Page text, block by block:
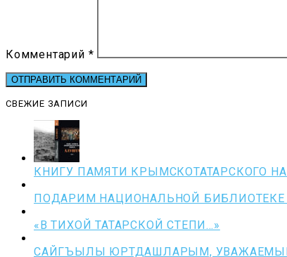
Комментарий *
СВЕЖИЕ ЗАПИСИ
КНИГУ ПАМЯТИ КРЫМСКОТАТАРСКОГО
ПОДАРИМ НАЦИОНАЛЬНОЙ
«В ТИХОЙ ТАТАРСКОЙ СТЕПИ…»
САЙГЪЫЛЫ ЮРТДАШЛАРЫМ,